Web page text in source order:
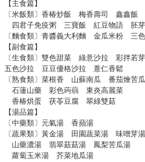
【主食篇】
〔米飯類〕香椿炒飯 梅香壽司 鑫鑫飯
四君子免疫粥 三寶飯 紅豆物語 胚芽
〔麵食類〕青醬義大利麵 金瓜米粉 三
【副食篇】
〔生食類〕雙色甜菜 綠意沙拉 彩拌若
五色沙拉 豆豆優格沙拉 薏仁香鬆
〔熟食類〕菜根香 山蘇南瓜 番茄燴苦
石蓮山藥 彩色蒟蒻 東炎高麗菜
香椿烘蛋 茯苓豆腐 翠綠雙菇
【湯品篇】
〔中藥類〕元氣湯 香蘋湯
〔蔬果類〕黃金湯 田園蔬菜湯 味噌芽
山藥濃湯 翡翠菇菇湯 鳳梨苦瓜湯
蘿蔔玉米湯 芥菜地瓜湯